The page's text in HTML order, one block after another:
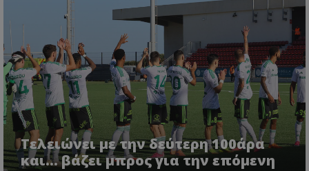
Τελειώνει με την δεύτερη 100άρα
και... βάζει μπρος για την επόμενη